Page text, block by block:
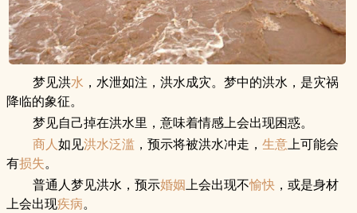
梦见洪水 ，水泄如注，洪水成灾。梦中的洪水，是灾祸
降临的象征。
梦见自己掉在洪水里，意味着情感上会出现困惑。
商人如见洪水泛滥，预示将被洪水冲走， 生意上可能会
有损失。
普通人梦见洪水，预示婚姻上会出现不愉快，或是身材
上会出现疾病。